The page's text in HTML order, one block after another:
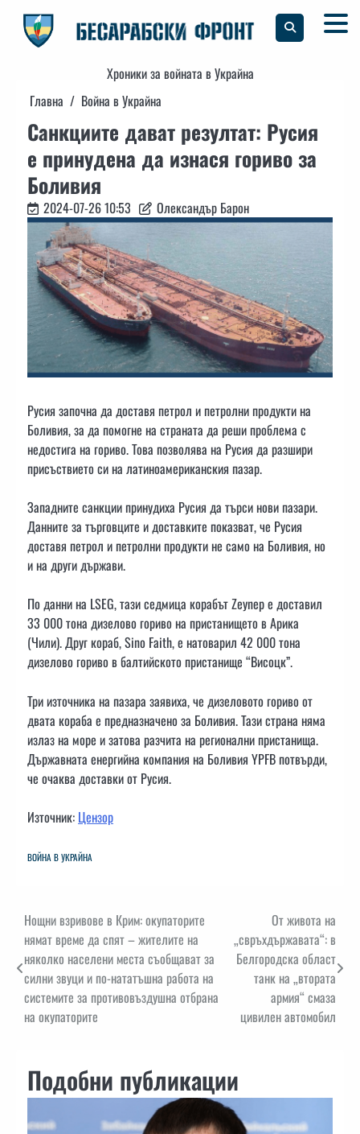
content
Хроники за войната в Украйна
Главна
Война в Украйна
Санкциите дават резултат: Русия
е принудена да изнася гориво за
Боливия
2024-07-26 10:53 Олександър Барон
Русия започна да доставя петрол и петролни продукти на
Боливия, за да помогне на страната да реши проблема с
недостига на гориво. Това позволява на Русия да разшири
присъствието си на латиноамериканския пазар.
Западните санкции принудиха Русия да търси нови пазари.
Данните за търговците и доставките показват, че Русия
доставя петрол и петролни продукти не само на Боливия, но
и на други държави.
По данни на LSEG, тази седмица корабът Zeynep е доставил
33 000 тона дизелово гориво на пристанището в Арика
(Чили). Друг кораб, Sino Faith, е натоварил 42 000 тона
дизелово гориво в балтийското пристанище “Висоцк”.
Три източника на пазара заявиха, че дизеловото гориво от
двата кораба е предназначено за Боливия. Тази страна няма
излаз на море и затова разчита на регионални пристанища.
Държавната енергийна компания на Боливия YPFB потвърди,
че очаква доставки от Русия.
Източник: Цензор
ВОЙНА В УКРАЙНА
Навигация
Нощни взривове в Крим: окупаторите
нямат време да спят – жителите на
няколко населени места съобщават за
силни звуци и по-нататъшна работа на
системите за противовъздушна отбрана
на окупаторите
От живота на
„свръхдържавата“: в
Белгородска област
танк на „втората
армия“ смаза
цивилен автомобил
Подобни публикации